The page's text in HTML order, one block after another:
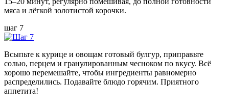
мяса и лёгкой золотистой корочки.
шаг 7
Всыпьте к курице и овощам готовый булгур, приправьте
солью, перцем и гранулированным чесноком по вкусу. Всё
хорошо перемешайте, чтобы ингредиенты равномерно
распределились. Подавайте блюдо горячим. Приятного
аппетита!